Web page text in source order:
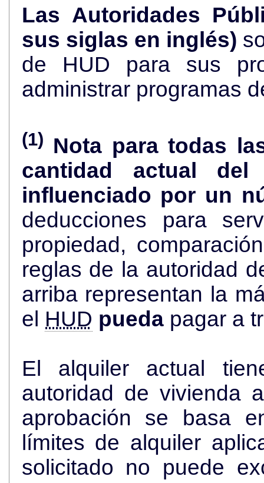
Las Autoridades
sus siglas en inglés)
de HUD para sus
administrar programas
(1) Nota para todas
cantidad actual
influenciado por un
deducciones para
propiedad,
reglas de la autoridad de
arriba representan la más alta cantidad de dólares que
el HUD puedapagar a
El alquiler actual
autoridad de vivienda
aprobación se basa
límites de alquiler
solicitado no puede